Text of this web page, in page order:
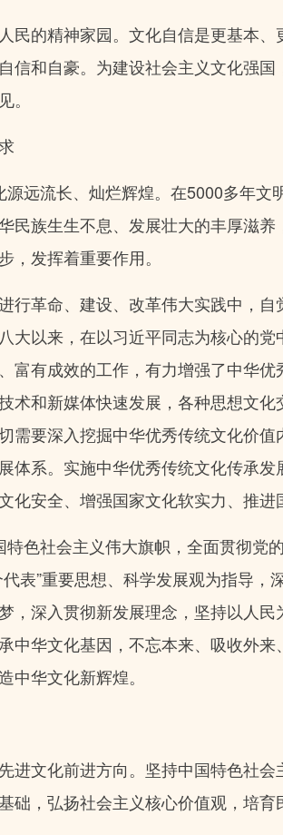
民的精神家园。文化自信是更基本
信和自豪。为建设社会主义文化强
远流长、灿烂辉煌。在5000多年
民族生生不息、发展壮大的丰厚滋
，发挥着重要作用。
行革命、建设、改革伟大实践中，
大以来，在以习近平同志为核心的
富有成效的工作，有力增强了中华
术和新媒体快速发展，各种思想文
需要深入挖掘中华优秀传统文化价
体系。实施中华优秀传统文化传承
化安全、增强国家文化软实力、推进
色社会主义伟大旗帜，全面贯彻党
表”重要思想、科学发展观为指导
，深入贯彻新发展理念，坚持以人
中华文化基因，不忘本来、吸收外
中华文化新辉煌。
文化前进方向。坚持中国特色社会
础，弘扬社会主义核心价值观，培